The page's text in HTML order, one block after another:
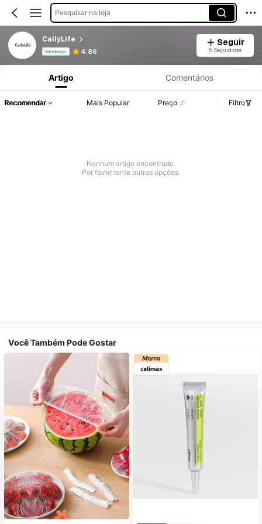
Pesquisar na loja
CailyLife
Vendedor 4.86
Seguir
6 Seguidores
Informações do Produto: Divulgação de Preço, Vendas e Detalhes de Stock.
Artigo Comentários
Recomendar Mais Popular Preço Filtro
Nenhum artigo encontrado.
Por favor tente outras opções.
Você Também Pode Gostar